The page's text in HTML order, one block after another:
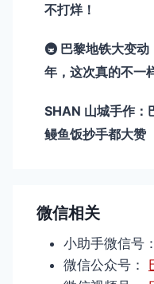
不打烊！
🚇 巴黎地铁大变
年，这次真的不一
SHAN 山城手作：
鳗鱼饭抄手都大赞
微信相关
小助手微信号
微信公众号：